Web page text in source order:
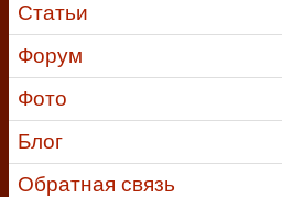
Статьи
Форум
Фото
Блог
Обратная связь